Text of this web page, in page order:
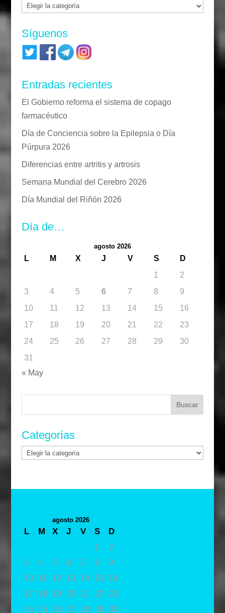
Categorías
Síguenos
Entradas recientes
El Gobierno reforma el sistema de copago
farmacéutico
Día de Conciencia sobre la Epilepsia o Día
Púrpura 2026
Diferencias entre artritis y artrosis
Semana Mundial del Cerebro 2026
Día Mundial del Riñón 2026
Día de…
agosto 2026
L M X J V S
D
1
2
3
4 5 6 7 8
9
10
11 12 13 14 15
16
17
18 19 20 21 22
23
24
25 26 27 28 29
30
31
« May
Buscar:
Categorías
Categorías
agosto 2026
L M X J V S
D
1
2
3
4 5 6 7 8
9
10
11 12 13 14 15
16
17
18 19 20 21 22
23
24
25 26 27 28 29 30